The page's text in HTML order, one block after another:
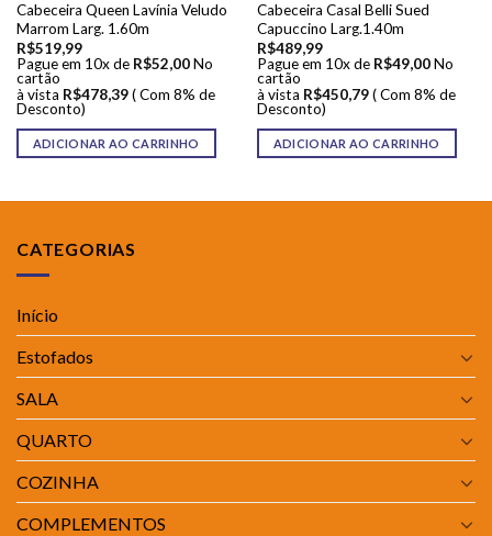
Cabeceira Queen Lavínia Veludo
Marrom Larg. 1.60m
R$519,99
Pague em 10x de R$52,00 No
cartão
à vista R$478,39 ( Com 8% de
Desconto)
ADICIONAR AO CARRINHO
Cabeceira Casal Belli Sued
Capuccino Larg.1.40m
R$489,99
Pague em 10x de R$49,00 No
cartão
à vista R$450,79 ( Com 8% de
Desconto)
ADICIONAR AO CARRINHO
CATEGORIAS
Início
Estofados
SALA
QUARTO
COZINHA
COMPLEMENTOS